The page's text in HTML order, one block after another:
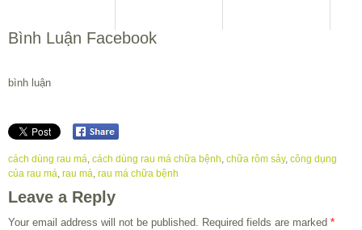
Bình Luận Facebook
bình luận
cách dùng rau má, cách dùng rau má chữa bệnh, chữa rôm sảy, công dụng
của rau má, rau má, rau má chữa bệnh
Leave a Reply
Your email address will not be published. Required fields are marked *